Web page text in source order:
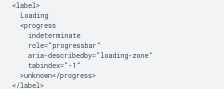
<label>
  Loading
  <progress
    indeterminate
    role="progressbar"
    aria-describedby="loading-zone"
    tabindex="-1"
  >unknown</progress>